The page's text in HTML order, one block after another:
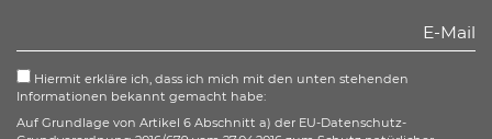
Hiermit erkläre ich, dass ich mich mit den unten stehenden
Informationen bekannt gemacht habe:
Auf Grundlage von Artikel 6 Abschnitt a) der EU-Datenschutz-